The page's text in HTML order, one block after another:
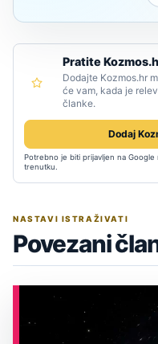
Pratite
Dodajte Kozmos.hr
će vam, kada je
članke.
Dodaj
Potrebno je biti prijavljen na
trenutku.
NASTAVI ISTRAŽIVATI
Povezani